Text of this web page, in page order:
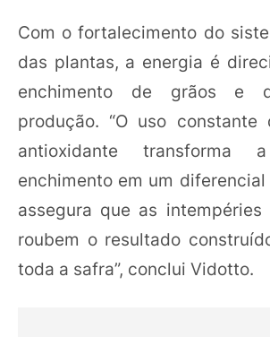
Com o fortalecimento do
das plantas, a energia é
enchimento de grãos e
produção. “O uso constante
antioxidante
enchimento em um
assegura que as
roubem o resultado
toda a safra”, conclui Vidotto.